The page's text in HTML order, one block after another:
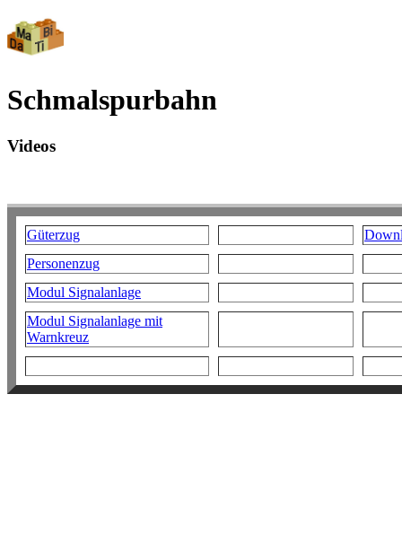
Schmalspurbahn
Videos
Güterzug
Personenzug
Modul Signalanlage
Modul Signalanlage mit
Warnkreuz